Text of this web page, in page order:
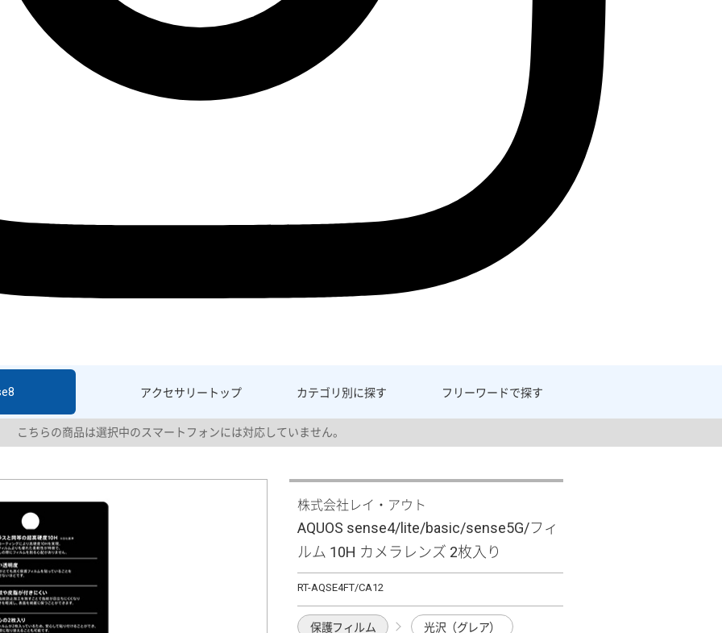
アクセサリー トップ カテゴリ別に探す フリーワードで探す
こちらの商品は選択中のスマートフォンには対応していません。
株式会社レイ・アウト
AQUOS sense4/lite/basic/sense5G/フィ
ルム 10H カメラレンズ 2枚入り
RT-AQSE4FT/CA12
保護フィルム 光沢（グレア）